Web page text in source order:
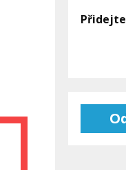
Přidejte